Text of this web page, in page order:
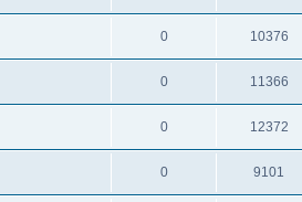
0 10376
0 11366
0 12372
0 9101